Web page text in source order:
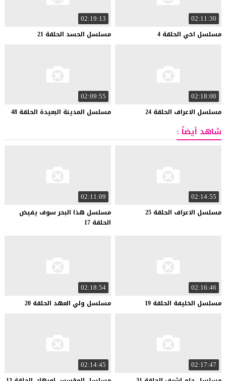
02:11:30
مسلسل اخي الحلقة 4
02:19:13
مسلسل الحسد الحلقة 21
02:18:00
مسلسل الاعراف الحلقة 24
02:09:55
مسلسل المدينة البعيدة الحلقة 48
شاهد أيضاً :
02:14:55
مسلسل الاعراف الحلقة 25
02:11:09
مسلسل هذا البحر سوف يفيض
الحلقة 17
02:16:46
مسلسل الخليفة الحلقة 19
02:18:54
مسلسل ولي العهد الحلقة 20
02:17:47
02:14:45